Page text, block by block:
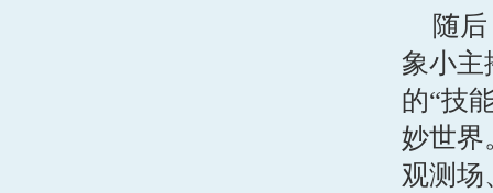
随
象小主
的“技
妙世界
观测场